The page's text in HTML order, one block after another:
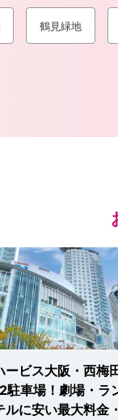
鶴見緑地
ービス大阪・西梅
駐車場！劇場・ラ
ルに安い最大料金